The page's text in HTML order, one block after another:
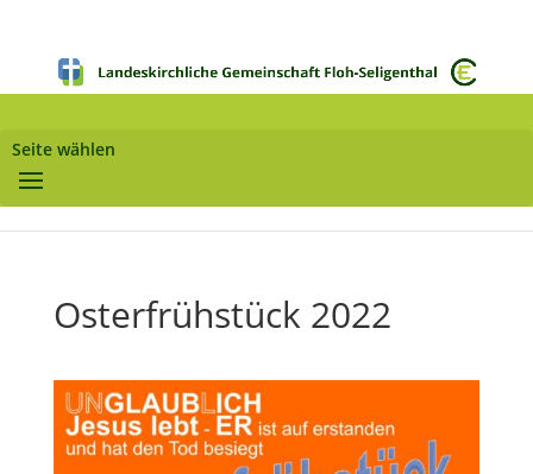
Seite wählen
Osterfrühstück 2022